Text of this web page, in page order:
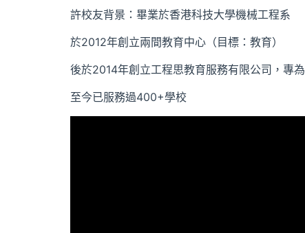
許校友背景：畢業於香港科技大學機械工程系
於2012年創立兩間教育中心（目標：教育）
後於2014年創立工程思教育服務有限公司，專
至今已服務過400+學校